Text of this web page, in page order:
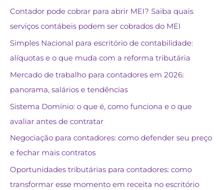
Contador pode cobrar para abrir MEI? Saiba quais
serviços contábeis podem ser cobrados do MEI
Simples Nacional para escritório de contabilidade:
alíquotas e o que muda com a reforma tributária
Mercado de trabalho para contadores em 2026:
panorama, salários e tendências
Sistema Domínio: o que é, como funciona e o que
avaliar antes de contratar
Negociação para contadores: como defender seu preço
e fechar mais contratos
Oportunidades tributárias para contadores: como
transformar esse momento em receita no escritório